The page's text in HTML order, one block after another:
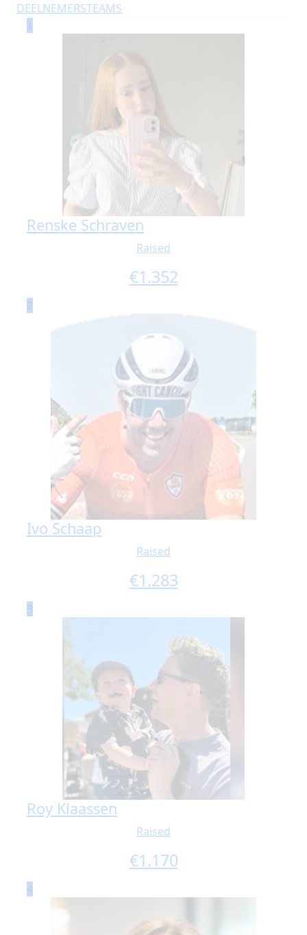
DEELNEMERSTEAMS
1
Renske Schraven
Raised
€1.352
2
Ivo Schaap
Raised
€1.283
3
Roy Klaassen
Raised
€1.170
4